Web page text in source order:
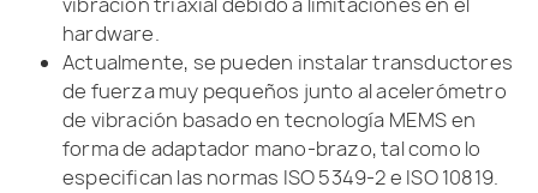
hardware.
Actualmente, se pueden instalar transductores
de fuerza muy pequeños junto al acelerómetro
de vibración basado en tecnología MEMS en
forma de adaptador mano-brazo, tal como lo
especifican las normas ISO 5349-2 e ISO 10819.